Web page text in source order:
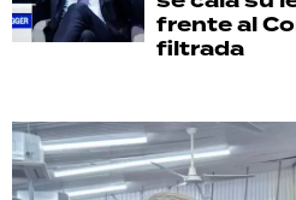
frente al
filtrada